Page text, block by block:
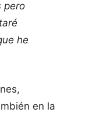
pero
he
en la